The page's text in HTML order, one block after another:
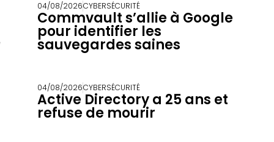
04/08/2026CYBERSÉCURITÉ
Commvault s’allie à Google
pour identifier les
sauvegardes saines
04/08/2026CYBERSÉCURITÉ
Active Directory a 25 ans et
refuse de mourir